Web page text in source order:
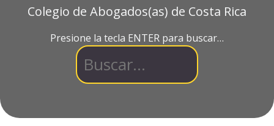
Colegio de Abogados(as) de Costa Rica
Presione la tecla ENTER para buscar…